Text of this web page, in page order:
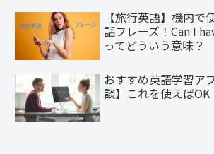
【旅行英語】機内で
話フレーズ！Can I
ってどういう意味？
おすすめ英語学習ア
談】これを使えばOK